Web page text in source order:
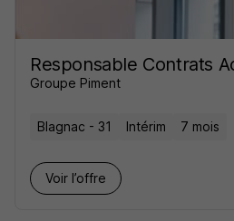
Responsable Contrats
Groupe Piment
Blagnac - 31 Intérim 7 mois
Voir l’offre